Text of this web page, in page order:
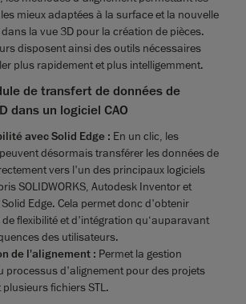
mieux adaptées à la surface et la nouvelle
la vue 3D pour la création de pièces.
disposent ainsi des outils nécessaires
plus rapidement et plus intelligemment.
de transfert de données de
dans un logiciel CAO
avec Solid Edge : En un clic, les
désormais transférer les données de
vers l'un des principaux logiciels
SOLIDWORKS, Autodesk Inventor et
Edge. Cela permet donc d'obtenir
flexibilité et d'intégration qu‘auparavant
des utilisateurs.
de l'alignement : Permet la gestion
processus d'alignement pour des projets
fichiers STL.